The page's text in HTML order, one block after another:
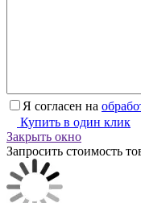
Я согласен на
Купить в один клик
Закрыть окно
Запросить стоимость